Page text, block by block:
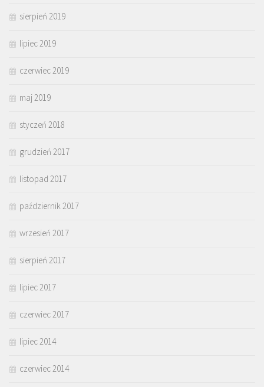
sierpień 2019
lipiec 2019
czerwiec 2019
maj 2019
styczeń 2018
grudzień 2017
listopad 2017
październik 2017
wrzesień 2017
sierpień 2017
lipiec 2017
czerwiec 2017
lipiec 2014
czerwiec 2014